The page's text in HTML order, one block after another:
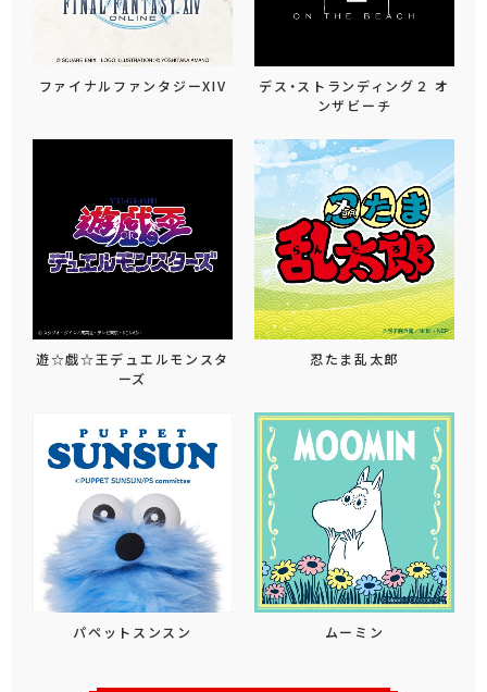
ファイナルファンタジーXIV
デス・ストランディング２ オ
ンザビーチ
遊☆戯☆王デュエルモンスタ
ーズ
忍たま乱太郎
パペットスンスン ムーミン